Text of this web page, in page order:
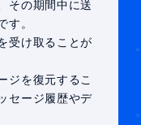
その期間中に送
す。
受け取ることが
ジを復元するこ
セージ履歴やデ